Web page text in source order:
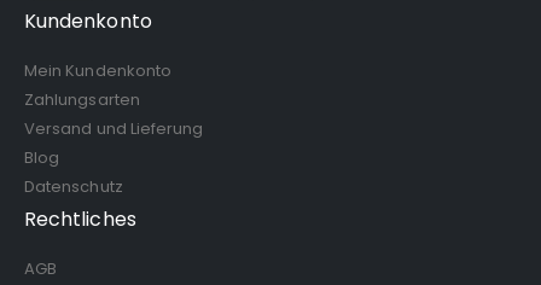
Kundenkonto
Mein Kundenkonto
Zahlungsarten
Versand und Lieferung
Blog
Datenschutz
Rechtliches
AGB